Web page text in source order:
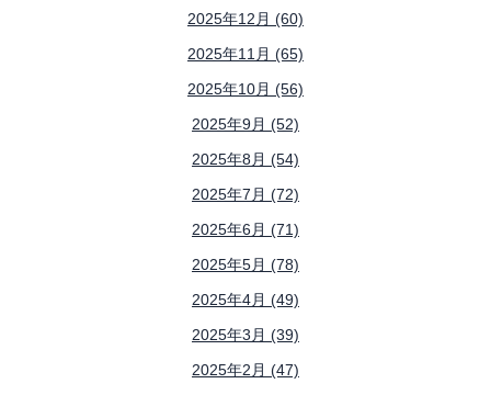
2025年12月 (60)
2025年11月 (65)
2025年10月 (56)
2025年9月 (52)
2025年8月 (54)
2025年7月 (72)
2025年6月 (71)
2025年5月 (78)
2025年4月 (49)
2025年3月 (39)
2025年2月 (47)